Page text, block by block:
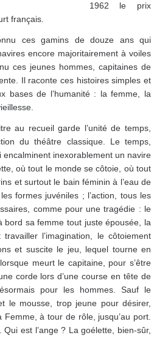
1962 le prix
français.
ces gamins de douze ans qui
encore majoritairement à voiles
ces jeunes hommes, capitaines de
Il raconte ces histoires simples et
bases de l’humanité : la femme, la
au recueil garde l’unité de temps,
du théâtre classique. Le temps,
inexorablement un navire
où tout le monde se côtoie, où tout
et surtout le bain féminin à l’eau de
formes juvéniles ; l’action, tous les
comme pour une tragédie : le
bord sa femme tout juste épousée, la
l’imagination, le côtoiement
et suscite le jeu, lequel tourne en
meurt le capitaine, pour s’être
corde lors d’une course en tête de
pour les hommes. Sauf le
le mousse, trop jeune pour désirer,
à tour de rôle, jusqu’au port.
Qui est l’ange ? La goélette, bien-sûr,